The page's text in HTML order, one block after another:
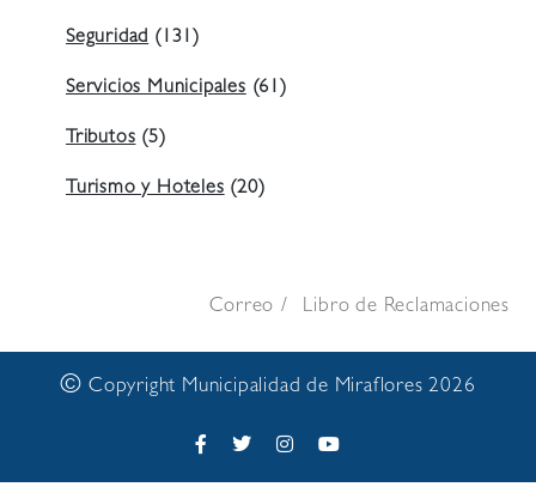
Seguridad (131)
Servicios Municipales (61)
Tributos (5)
Turismo y Hoteles (20)
Correo Libro de Reclamaciones
© Copyright Municipalidad de Miraflores 2026